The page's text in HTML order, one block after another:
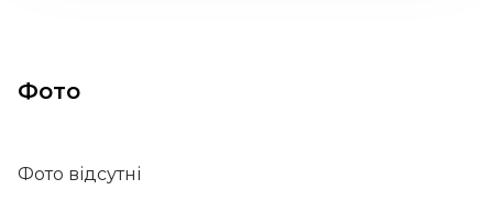
Фото
Фото відсутні